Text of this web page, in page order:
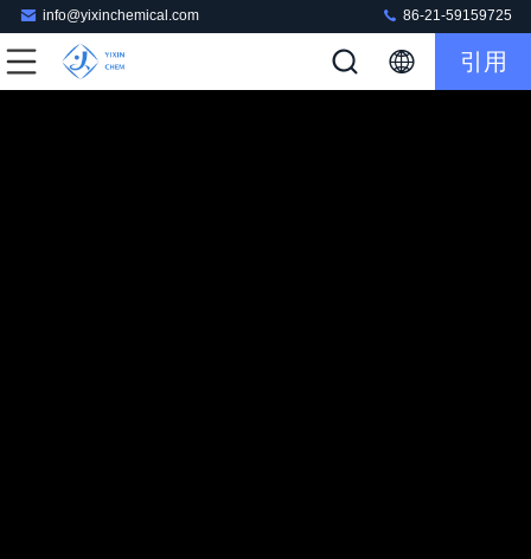
info@yixinchemical.com 86-21-59159725
引用